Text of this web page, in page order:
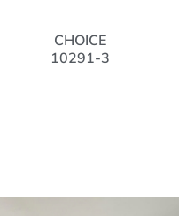
CHOICE
10291-3